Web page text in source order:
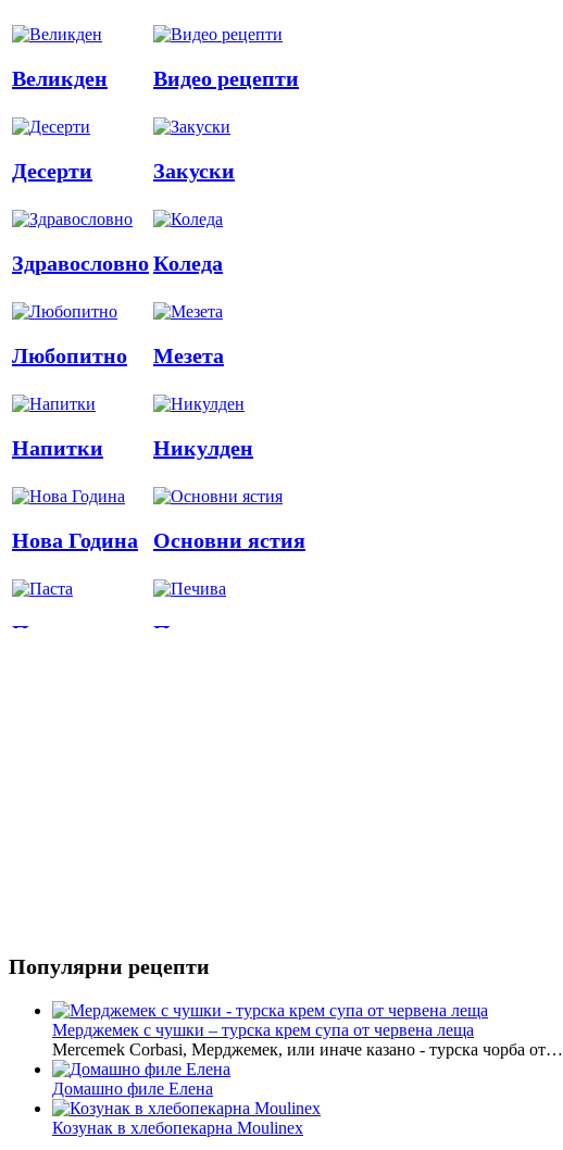
Великден Видео рецепти
Десерти Закуски
ЗдравословноКоледа
Любопитно Мезета
Напитки Никулден
Нова Година Основни ястия
Паста Печива
Популярни рецепти
Мерджемек с чушки – турска крем супа от червена леща
Mercemek Corbasi, Мерджемек, или иначе казано - турска чорба от…
Домашно филе Елена
Козунак в хлебопекарна Moulinex